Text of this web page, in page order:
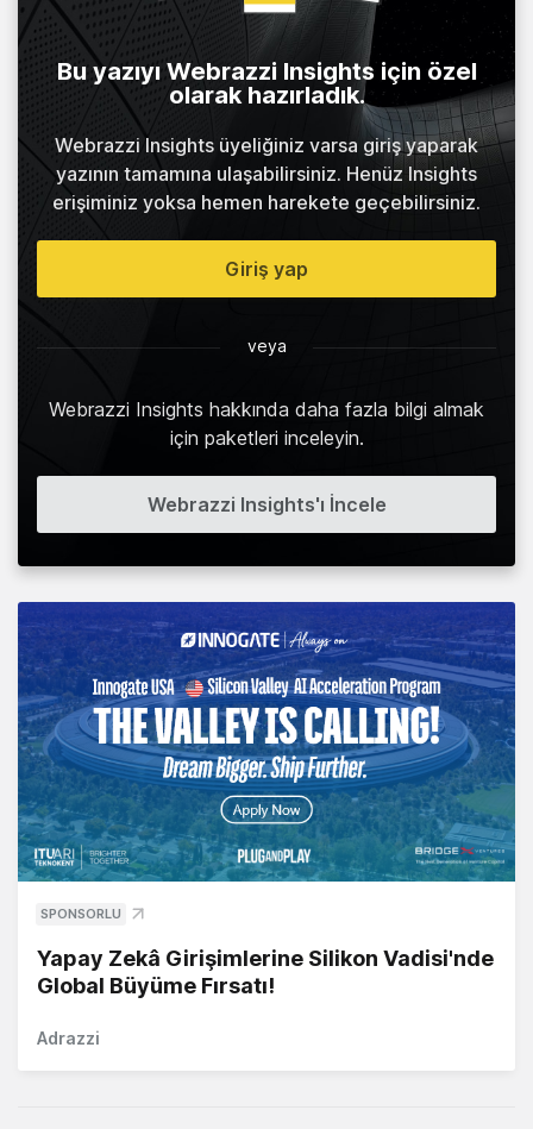
Bu yazıyı Webrazzi Insights için özel
olarak hazırladık.
Webrazzi Insights üyeliğiniz varsa giriş yaparak
yazının tamamına ulaşabilirsiniz. Henüz Insights
erişiminiz yoksa hemen harekete geçebilirsiniz.
Giriş yap
veya
Webrazzi Insights hakkında daha fazla bilgi almak
için paketleri inceleyin.
Webrazzi Insights'ı İncele
SPONSORLU
Yapay Zekâ Girişimlerine Silikon Vadisi'nde
Global Büyüme Fırsatı!
Adrazzi